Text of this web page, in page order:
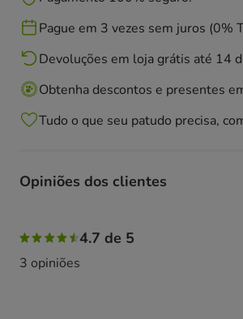
Pague em 3 vezes sem juros (0%
Devoluções em loja grátis até 14
Obtenha descontos e presentes
Tudo o que seu patudo precisa,
Opiniões dos clientes
4.7 de 5
3 opiniões
67% das pessoas avaliaram com 5